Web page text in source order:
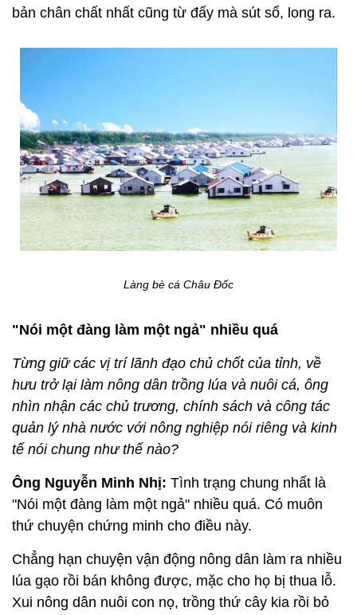
bản chân chất nhất cũng từ đấy mà sút sổ, long ra.
Làng bè cá Châu Đốc
"Nói một đàng làm một ngả" nhiều quá
Từng giữ các vị trí lãnh đạo chủ chốt của tỉnh, về
hưu trở lại làm nông dân trồng lúa và nuôi cá, ông
nhìn nhận các chủ trương, chính sách và công tác
quản lý nhà nước với nông nghiệp nói riêng và kinh
tế nói chung như thế nào?
Ông Nguyễn Minh Nhị: Tình trạng chung nhất là
"Nói một đàng làm một ngả" nhiều quá. Có muôn
thứ chuyện chứng minh cho điều này.
Chẳng hạn chuyện vận động nông dân làm ra nhiều
lúa gạo rồi bán không được, mặc cho họ bị thua lỗ.
Xui nông dân nuôi con nọ, trồng thứ cây kia rồi bỏ